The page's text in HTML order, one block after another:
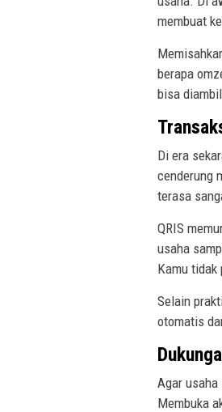
membuat
berapa
bisa
Di era
cenderung
terasa
QRIS
usaha
Kamu tidak
Selain
otomatis
Agar
Membuka